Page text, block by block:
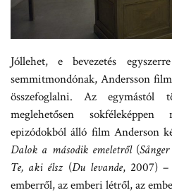
Jóllehet, e bevezetés
semmitmondónak, Andersson
összefoglalni. Az egymástól
meglehetősen
epizódokból álló film Anderson
Dalok a második emeletről(
Te, aki élsz (Du levande, 2007) –
emberről, az emberi létről, az